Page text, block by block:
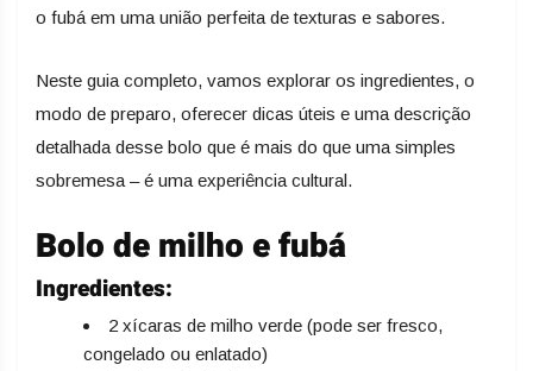
o fubá em uma união perfeita de texturas e sabores.
Neste guia completo, vamos explorar os ingredientes, o
modo de preparo, oferecer dicas úteis e uma descrição
detalhada desse bolo que é mais do que uma simples
sobremesa – é uma experiência cultural.
Bolo de milho e fubá
Ingredientes:
2 xícaras de milho verde (pode ser fresco,
congelado ou enlatado)